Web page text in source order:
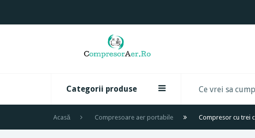
Categorii produse
Acasă Compresoare aer portabile Compresor cu trei